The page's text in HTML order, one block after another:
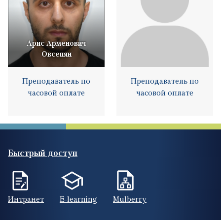
Арис Арменович
Овсепян
Преподаватель по
часовой оплате
Преподаватель по
часовой оплате
Быстрый доступ
Интранет E-learning Mulberry